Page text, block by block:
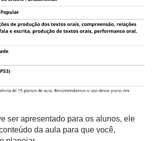
ser apresentado para os alunos, ele
da aula para que você,